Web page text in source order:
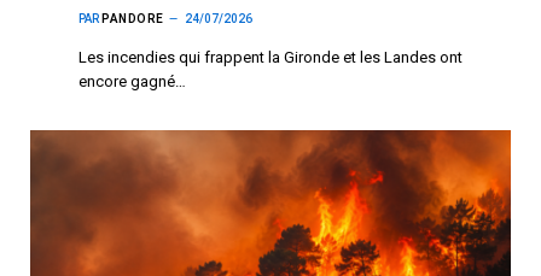
PAR PANDORE 24/07/2026
Les incendies qui frappent la Gironde et les Landes ont
encore gagné…